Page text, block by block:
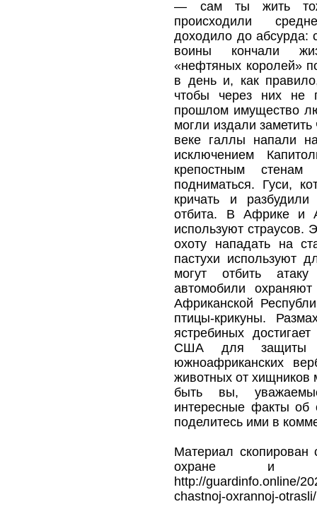
— сам ты жить
происходили
доходило до абсурда:
воины кончали
«нефтяных королей»
в день и, как
чтобы через них не
прошлом имущество
могли издали
веке галлы напали
исключением
крепостным
подниматься. Гуси,
кричать и
отбита. В Африке и
используют страусов.
охоту нападать на
пастухи используют
могут отбить
автомобили
Африканской
птицы-крикуны.
ястребиных
США для защиты
южноафриканских
животных от хищников
быть вы,
интересные факты об
поделитесь ими в
Материал скопирован
охране и
http://guardinfo.online/
chastnoj-oxrannoj-otrasli/